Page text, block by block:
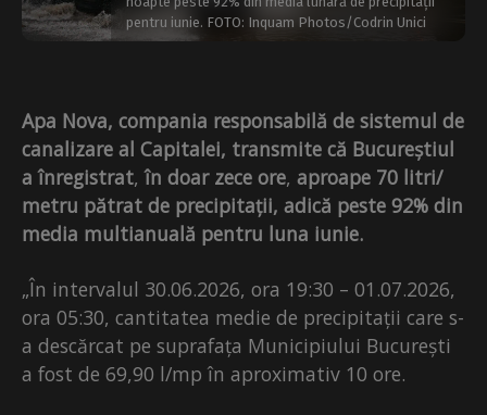
pentru iunie. FOTO: Inquam Photos/Codrin Unici
Apa Nova, compania responsabilă de sistemul de
canalizare al Capitalei, transmite că Bucureștiul
a înregistrat,în doar zece ore, aproape 70 litri/
metru pătrat de precipitații, adică peste 92% din
media multianuală pentru luna iunie.
„În intervalul 30.06.2026, ora 19:30 – 01.07.2026,
ora 05:30, cantitatea medie de precipitații care s-
a descărcat pe suprafața Municipiului București
a fost de 69,90 l/mp în aproximativ 10 ore.